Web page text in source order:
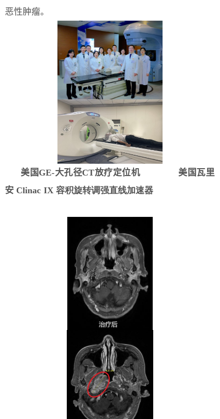
恶性肿瘤。
美国GE-大孔径CT放疗定位机 美国 瓦里
安 Clinac IX 容积旋转调强直线加速器